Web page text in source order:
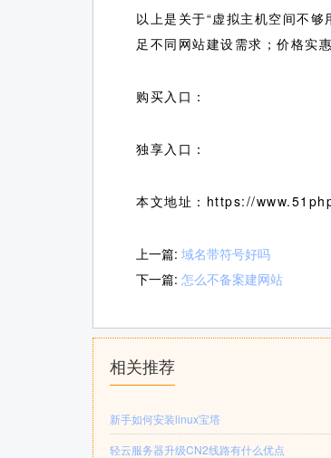
以上是关于“虚拟主机空间不
足不同网站建设需求；价格实
购买入口：
独享入口：
本文地址：https://
上一篇: 域名带符号好吗
下一篇: 怎么不备案建网站
相关推荐
新手如何安装linux宝塔
轻云服务器升级CN2线路有什么优点